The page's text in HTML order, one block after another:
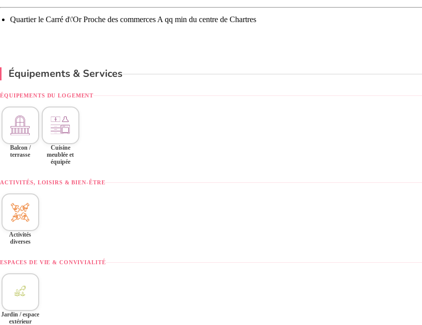
Quartier le Carré d\'Or Proche des commerces A qq min du centre de Chartres
Équipements & Services
ÉQUIPEMENTS DU LOGEMENT
Balcon /
terrasse
Cuisine
meublée et
équipée
ACTIVITÉS, LOISIRS & BIEN-ÊTRE
Activités
diverses
ESPACES DE VIE & CONVIVIALITÉ
Jardin / espace
extérieur